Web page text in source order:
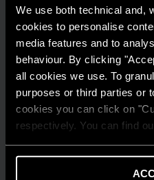
We use both technical and,
cookies to personalise
media features and to
behaviour. By clicking
all cookies we use. To
purposes or third parties or
cookies you can click on
respectively. You can find